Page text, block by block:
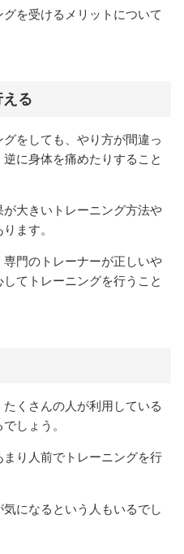
を受けるメリットについて
る
をしても、やり方が間違っ
に身体を痛めたりすること
大きいトレーニング方法や
ます。
門のトレーナーが正しいや
てトレーニングを行うこと
くさんの人が利用している
しょう。
り人前でトレーニングを行
になるという人もいるでし